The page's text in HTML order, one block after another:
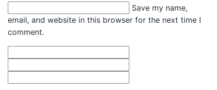
Save my name,
email, and website in this browser for the next time I
comment.